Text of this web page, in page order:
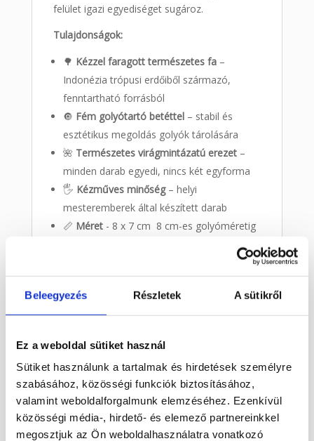
Beleegyezés Részletek A sütikről
Ez a weboldal sütiket használ
Sütiket használunk a tartalmak és hirdetések személyre
szabásához, közösségi funkciók biztosításához,
valamint weboldalforgalmunk elemzéséhez. Ezenkívül
közösségi média-, hirdető- és elemező partnereinkkel
megosztjuk az Ön weboldalhasználatra vonatkozó
felület igazi egyediséget sugároz.
Tulajdonságok:
🌳 Kézzel faragott természetes fa–
Indonézia trópusi erdőiből származó,
fenntartható forrásból
🔘 Fém golyótartó betéttel– stabil és
esztétikus megoldás golyók tárolására
🌺 Természetes virágmintázatú erezet–
minden darab egyedi, nincs két egyforma
🖐️ Kézműves minőség– helyi
mesteremberek által készített darab
📏 Méret - 8 x 7 cm 8 cm-es golyóméretig
Meditációs sarokban golyótartóként
ismerősnek
tökéletes kiegészítő
Miért válaszd ezt a golyótartót?
Ez a darab nem csupán egy eszköz, hanem